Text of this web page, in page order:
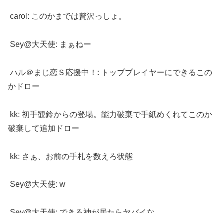
carol: このかまでは贅沢っしょ。
Sey@大天使: まぁねー
ハル＠まじ恋Ｓ応援中！: トッププレイヤーにできるこの
かドロー
kk: 初手観鈴からの登場。能力破棄で手紙めくれてこのか
破棄して追加ドロー
kk: さぁ、お前の手札を数えろ状態
Sey@大天使: w